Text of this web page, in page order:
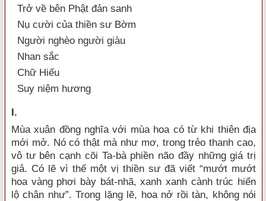
Trở về bên Phật đản sanh
Nụ cười của thiền sư Bờm
Người nghèo người giàu
Nhan sắc
Chữ Hiếu
Suy niệm hương
I.
Mùa xuân đồng nghĩa với mùa hoa có từ khi thiên địa
mới mở. Nó có thật mà như mơ, trong trẻo thanh cao,
vô tư bên cạnh cõi Ta-bà phiền não đầy những giá trị
giả. Có lẽ vì thế một vị thiền sư đã viết “mướt mướt
hoa vàng phơi bày bát-nhã, xanh xanh cành trúc hiển
lộ chân như”. Trong lặng lẽ, hoa nở rồi tàn, không nói